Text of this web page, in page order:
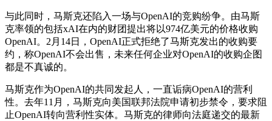
与此同时，马斯克还陷入一场与OpenAI的竞购纷争。由马斯
克率领的包括xAI在内的财团提出将以974亿美元的价格收购
OpenAI。2月14日，OpenAI正式拒绝了马斯克发出的收购要
约，称OpenAI不会出售，未来任何企业对OpenAI的收购企图
都是不真诚的。
马斯克作为OpenAI的共同发起人，一直诟病OpenAI的营利
性。去年11月，马斯克向美国联邦法院申请初步禁令，要求阻
止OpenAI转向营利性实体。马斯克的律师向法庭递交的最新